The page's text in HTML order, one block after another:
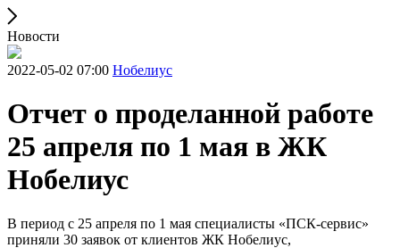
Новости
2022-05-02 07:00 Нобелиус
Отчет о проделанной работе
25 апреля по 1 мая в ЖК
Нобелиус
В период с 25 апреля по 1 мая специалисты «ПСК-сервис»
приняли 30 заявок от клиентов ЖК Нобелиус,